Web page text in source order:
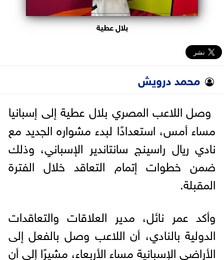
بلال عطية
محمد درويش
وصل اللاعب المصري بلال عطية إلى إسبانيا
مساء أمس، استعدادًا لبدء مشواره الجديد مع
نادي ريال راسينج سانتاندير الإسباني، وذلك
ضمن خطوات إتمام التعاقد خلال الفترة
المقبلة.
وأكد عمر نائل، مدير العلاقات والتعاقدات
الدولية بالنادي، أن اللاعب وصل بالفعل إلى
الأراضي الإسبانية مساء الأربعاء، مشيرًا إلى أن